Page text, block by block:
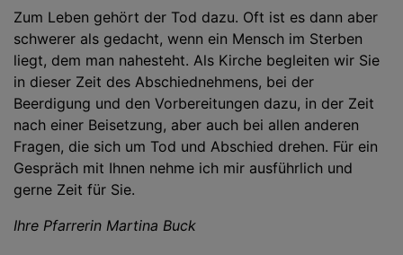
Zum Leben gehört der Tod dazu. Oft ist es dann aber
schwerer als gedacht, wenn ein Mensch im Sterben
liegt, dem man nahesteht. Als Kirche begleiten wir Sie
in dieser Zeit des Abschiednehmens, bei der
Beerdigung und den Vorbereitungen dazu, in der Zeit
nach einer Beisetzung, aber auch bei allen anderen
Fragen, die sich um Tod und Abschied drehen. Für ein
Gespräch mit Ihnen nehme ich mir ausführlich und
gerne Zeit für Sie.
Ihre Pfarrerin Martina Buck